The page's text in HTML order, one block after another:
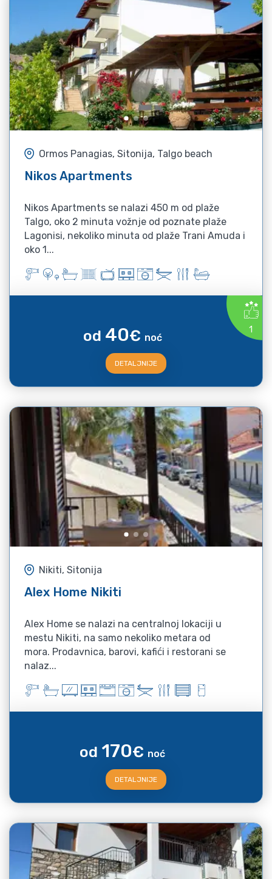
Ormos Panagias, Sitonija, Talgo beach
Nikos Apartments
Nikos Apartments se nalazi 450 m od plaže
Talgo, oko 2 minuta vožnje od poznate plaže
Lagonisi, nekoliko minuta od plaže Trani Amuda i
oko 1...
1
od 40€ noć
DETALJNIJE
Nikiti, Sitonija
Alex Home Nikiti
Alex Home se nalazi na centralnoj lokaciji u
mestu Nikiti, na samo nekoliko metara od
mora. Prodavnica, barovi, kafići i restorani se
nalaz...
od 170€ noć
DETALJNIJE